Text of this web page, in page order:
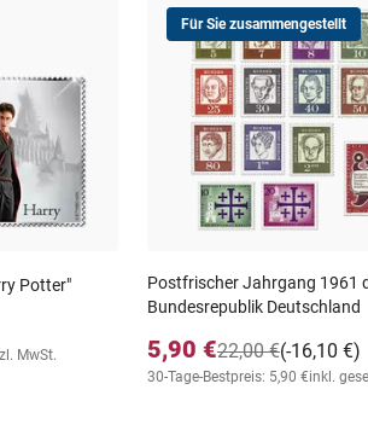
Potter"
MwSt.
Für Sie zusammengestellt
Postfrischer Jahrgang 1961
Bundesrepublik Deutschland
5,90 € (-16,10 €)
22,00 €
30-Tage-Bestpreis: 5,90 €inkl.